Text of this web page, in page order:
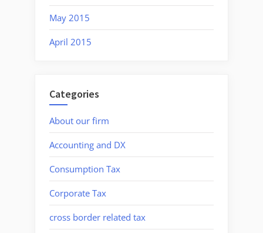
May 2015
April 2015
Categories
About our firm
Accounting and DX
Consumption Tax
Corporate Tax
cross border related tax